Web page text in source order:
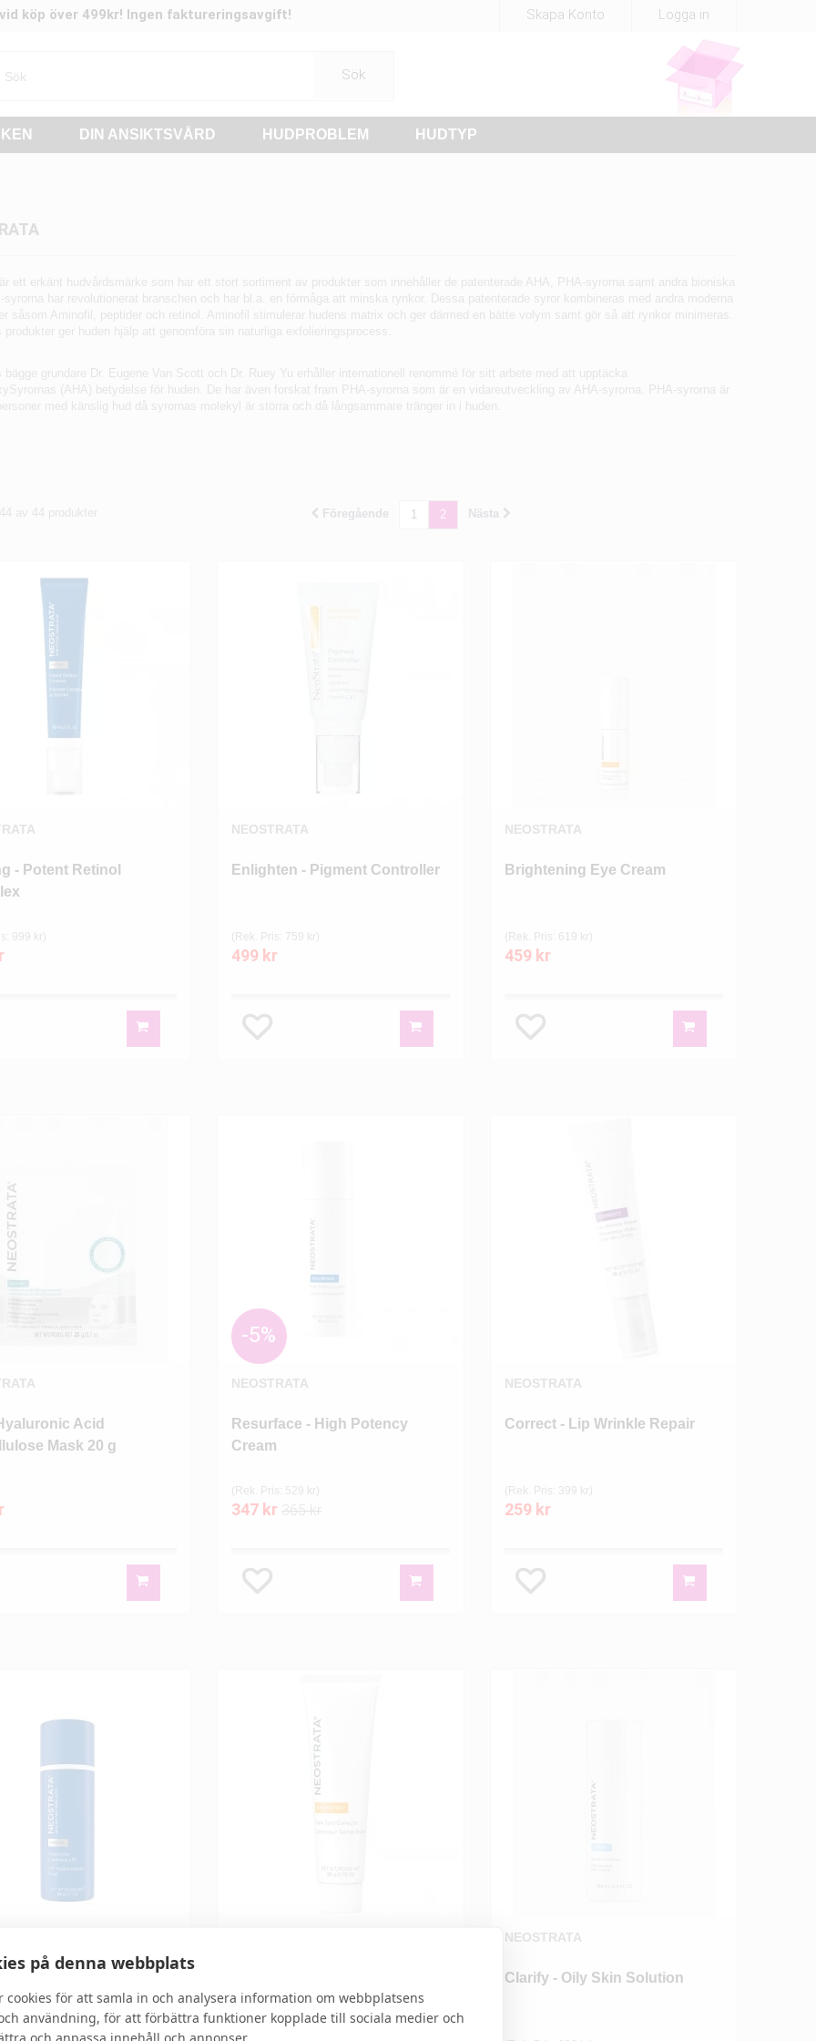
Logga in
Skapa Konto
köp över 499kr! Ingen faktureringsavgift!
Sök
DIN ANSIKTSVÅRD HUDPROBLEM HUDTYP
är ett erkänt hudvårdsmärke som har ett stort sortiment av produkter som innehåller de patenterade AHA, PHA-syrorna samt andra bioniska
syrorna har revolutionerat branschen och har bl.a. en förmåga att minska rynkor. Dessa patenterade syror kombineras med andra moderna
såsom Aminofil, peptider och retinol. Aminofil stimulerar hudens matrix och ger därmed en bätte volym samt gör så att rynkor minimeras.
produkter ger huden hjälp att genomföra sin naturliga exfolieringsprocess.
bägge grundare Dr. Eugene Van Scott och Dr. Ruey Yu erhåller internationell renommé för sitt arbete med att upptäcka
(AHA) betydelse för huden. De har även forskat fram PHA-syrorna som är en vidareutveckling av AHA-syrorna. PHA-syrorna är
med känslig hud då syrornas molekyl är störra och då långsammare tränger in i huden.
Föregående 1 2 Nästa
av 44 produkter
- Potent Retinol
999 kr)
NEOSTRATA
Enlighten - Pigment Controller
(Rek. Pris: 759 kr)
499 kr
NEOSTRATA
Brightening Eye Cream
(Rek. Pris: 619 kr)
459 kr
Acid
Mask 20 g
NEOSTRATA
Resurface - High Potency
Cream
-5%
(Rek. Pris: 529 kr)
347 kr 365 kr
NEOSTRATA
Correct - Lip Wrinkle Repair
(Rek. Pris: 399 kr)
259 kr
Hyaluronic
Lift 50g
NEOSTRATA
Clarify - Oily Skin Solution
på denna webbplats
cookies för att samla in och analysera information om webbplatsens
användning, för att förbättra funktioner kopplade till sociala medier och
och anpassa innehåll och annonser.